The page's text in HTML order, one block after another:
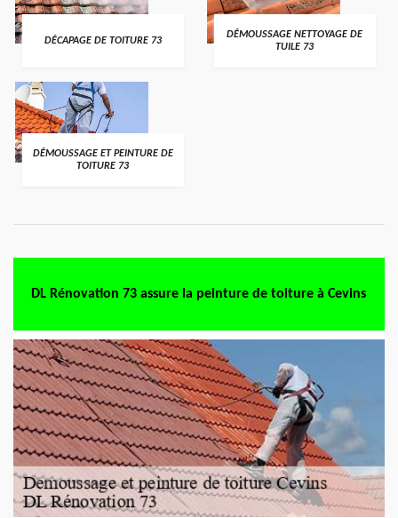
DÉCAPAGE DE TOITURE 73
DÉMOUSSAGE NETTOYAGE DE
TUILE 73
DÉMOUSSAGE ET PEINTURE DE
TOITURE 73
DL Rénovation 73 assure la peinture de toiture à Cevins